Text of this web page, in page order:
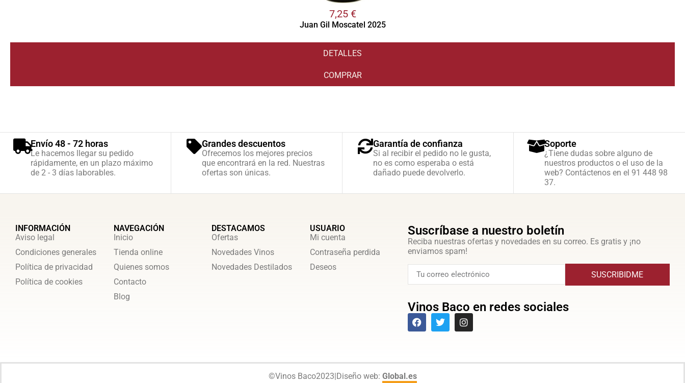
7,25 €
Juan Gil Moscatel 2025
DETALLES
COMPRAR
Envío 48 - 72 horas
Le hacemos llegar su pedido
rápidamente, en un plazo máximo
de 2 - 3 días laborables.
Grandes descuentos
Ofrecemos los mejores precios
que encontrará en la red. Nuestras
ofertas son únicas.
Garantía de confianza
Si al recibir el pedido no le gusta,
no es como esperaba o está
dañado puede devolverlo.
Soporte
¿Tiene dudas sobre alguno de
nuestros productos o el uso de la
web? Contáctenos en el 91 448 98
37.
INFORMACIÓN
Aviso legal
Condiciones generales
Política de privacidad
Política de cookies
NAVEGACIÓN
Inicio
Tienda online
Quienes somos
Contacto
Blog
DESTACAMOS
Ofertas
Novedades Vinos
Novedades Destilados
USUARIO
Mi cuenta
Contraseña perdida
Deseos
Suscríbase a nuestro boletín
Reciba nuestras ofertas y novedades en su correo. Es gratis y ¡no
enviamos spam!
SUSCRIBIDME
Vinos Baco en redes sociales
©Vinos Baco2023|Diseño web: Global.es